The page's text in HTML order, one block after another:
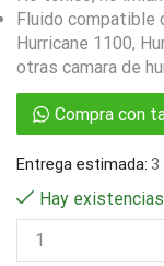
Fluido compatible
Hurricane 1100,
otras camara de
Compra con
Entrega estimada: 3
Hay existencias